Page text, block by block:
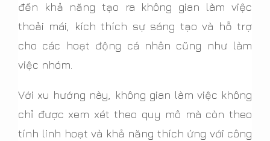
đến khả năng tạo ra không gian làm việc
thoải mái, kích thích sự sáng tạo và hỗ trợ
cho các hoạt động cá nhân cũng như làm
việc nhóm.
Với xu hướng này, không gian làm việc không
chỉ được xem xét theo quy mô mà còn theo
tính linh hoạt và khả năng thích ứng với công